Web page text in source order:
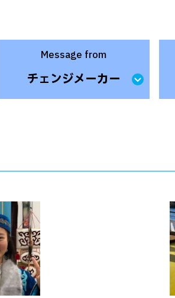
Message from
チェンジメーカー